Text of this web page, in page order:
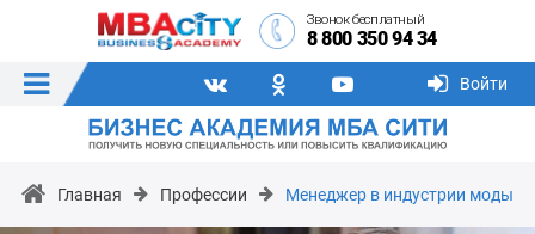
Звонок бесплатный
8 800 350 94 34
Войти
Главная Профессии Менеджер в индустрии моды